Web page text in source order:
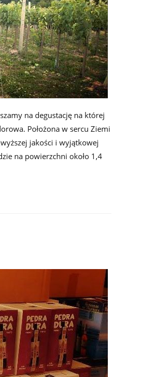
na degustację na której
Położona w sercu Ziemi
jakości i wyjątkowej
na powierzchni około 1,4